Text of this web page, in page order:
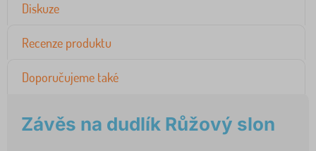
Diskuze
Recenze produktu
Doporučujeme také
Závěs na dudlík Růžový slon